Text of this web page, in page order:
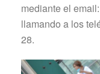
mediante el email:
llamando a los
28.